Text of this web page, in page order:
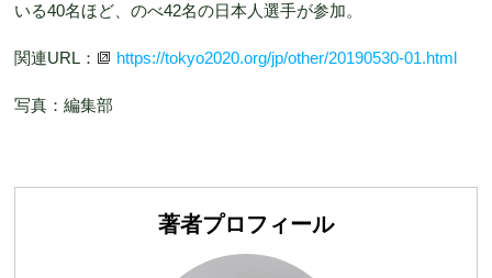
いる40名ほど、のべ42名の日本人選手が参加。
関連URL： https://tokyo2020.org/jp/other/20190530-01.html
写真：編集部
著者プロフィール